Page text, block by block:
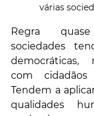
várias
Regra
sociedades
democráticas,
com cidadãos
Tendem a
qualidades